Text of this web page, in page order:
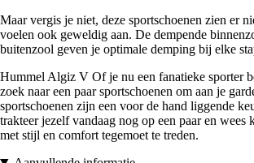
Maar vergis je niet, deze sportschoenen zien er
voelen ook geweldig aan. De dempende
buitenzool geven je optimale demping bij elke
Hummel Algiz V Of je nu een fanatieke sporter
zoek naar een paar sportschoenen om aan je
sportschoenen zijn een voor de hand liggende
trakteer jezelf vandaag nog op een paar en wees
met stijl en comfort tegemoet te treden.